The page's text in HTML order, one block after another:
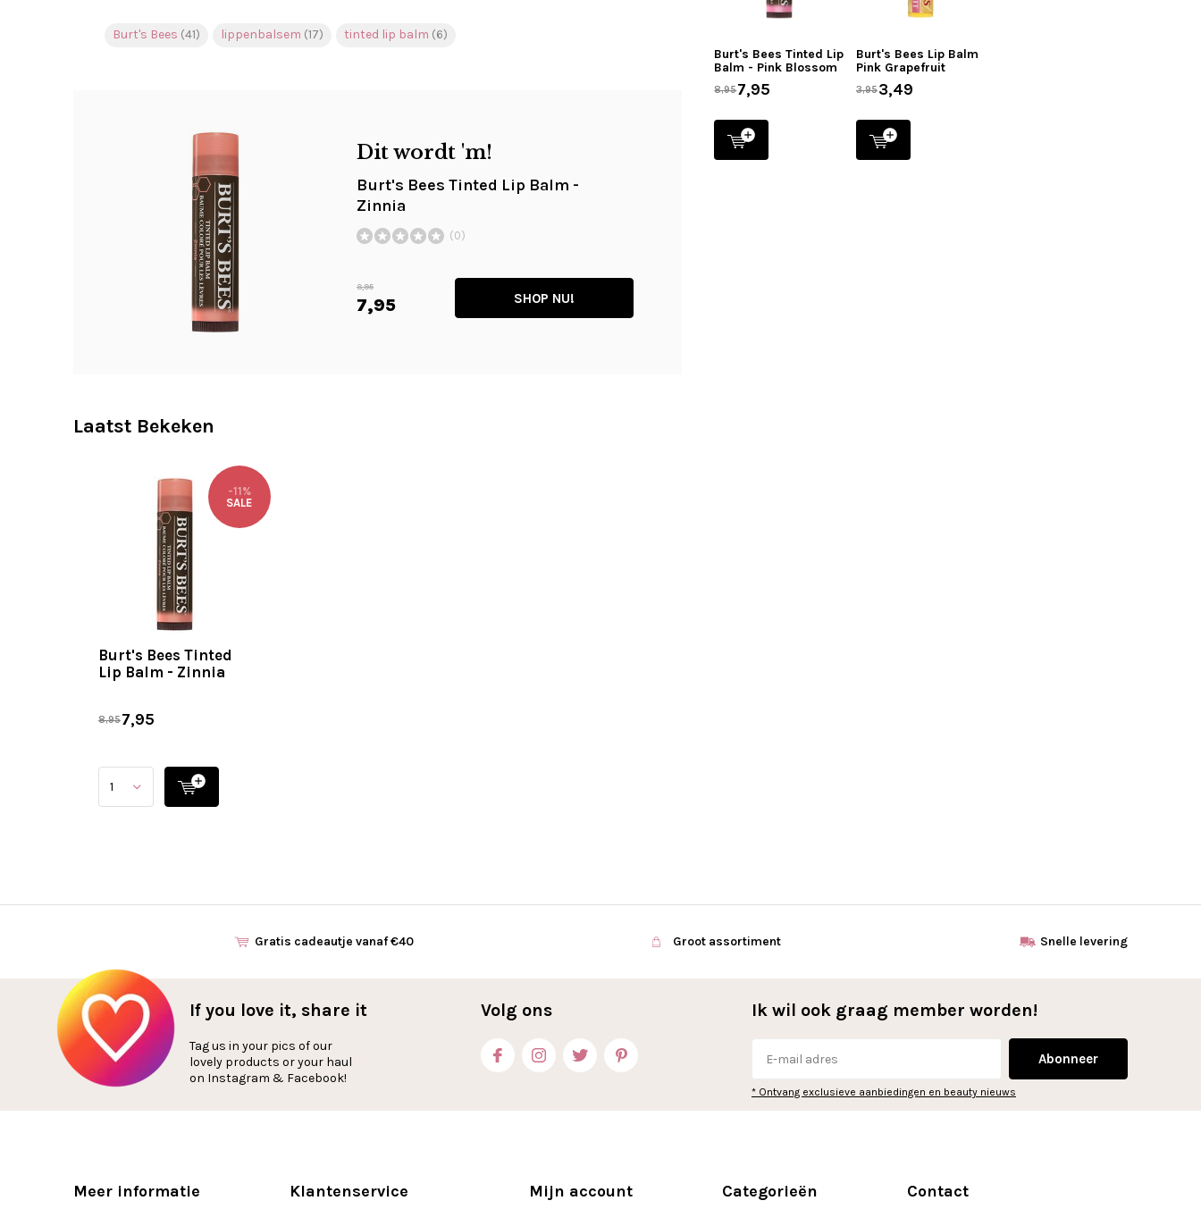
Burt's Bees (41) lippenbalsem (17) tinted lip balm (6)
Dit wordt 'm!
Burt's Bees Tinted Lip Balm -
Zinnia
(0)
8,95
7,95 SHOP NU!
Burt's Bees Tinted Lip
Balm - Pink Blossom
8,957,95
Burt's Bees Lip Balm
Pink Grapefruit
3,953,49
Laatst Bekeken
Burt's Bees Tinted
Lip Balm - Zinnia
-11%
SALE
8,957,95
Gratis cadeautje vanaf €40 Groot assortiment Snelle levering
If you love it, share it
Tag us in your pics of our
lovely products or your haul
on Instagram & Facebook!
Volg ons Ik wil ook graag member worden!
Abonneer
* Ontvang exclusieve aanbiedingen en beauty nieuws
Meer informatie Klantenservice Mijn account Categorieën Contact